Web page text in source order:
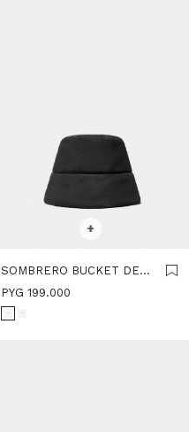
+
SOMBRERO BUCKET DE
NYLON - NEGRO
PYG 199.000